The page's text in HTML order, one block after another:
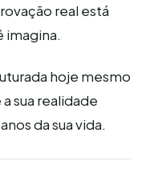
real está
imagina.
hoje mesmo
sua realidade
da sua vida.